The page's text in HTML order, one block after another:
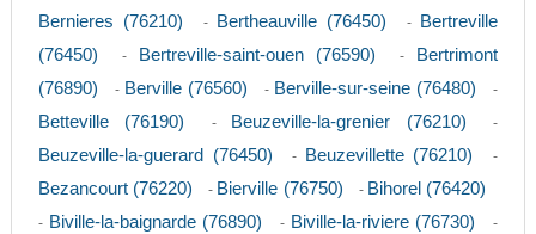
Bernieres (76210) - Bertheauville (76450) -
Bertreville
(76450)
- Bertreville-saint-ouen (76590) -
Bertrimont
(76890)
- Berville (76560) - Berville-sur-seine (76480) -
Betteville (76190) - Beuzeville-la-grenier (76210) -
Beuzeville-la-guerard (76450) - Beuzevillette (76210) -
Bezancourt (76220) - Bierville (76750) - Bihorel (76420)
- Biville-la-baignarde (76890) - Biville-la-riviere (76730) -